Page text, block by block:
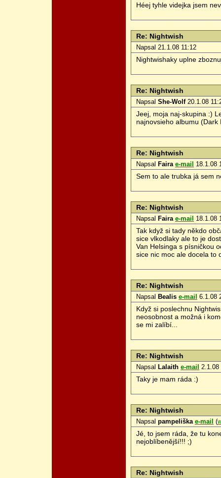
Héej tyhle videjka jsem
Re: Nightwish
Napsal 21.1.08 11:12
Nightwishaky uplne
Re: Nightwish
Napsal She-Wolf20.1.08
Jeej, moja naj-skupina :)
najnovsieho albumu
Re: Nightwish
Napsal Faira e-mail 18.1.08
Sem to ale trubka já sem
Re: Nightwish
Napsal Faira e-mail 18.1.08
Tak když si tady někdo
sice vlkodlaky ale to je
Van Helsinga s písničkou
sice nic moc ale docela to
Re: Nightwish
Napsal Bealis e-mail 6.1.08
Když si poslechnu
neosobnost a možná i
se mi zalíbí...
Re: Nightwish
Napsal Lalaith e-mail 2.1.08
Taky je mam ráda :)
Re: Nightwish
Napsal pampeliška e-mail (
Jé, to jsem ráda, že tu
nejoblíbenější!!! ;)
Re: Nightwish